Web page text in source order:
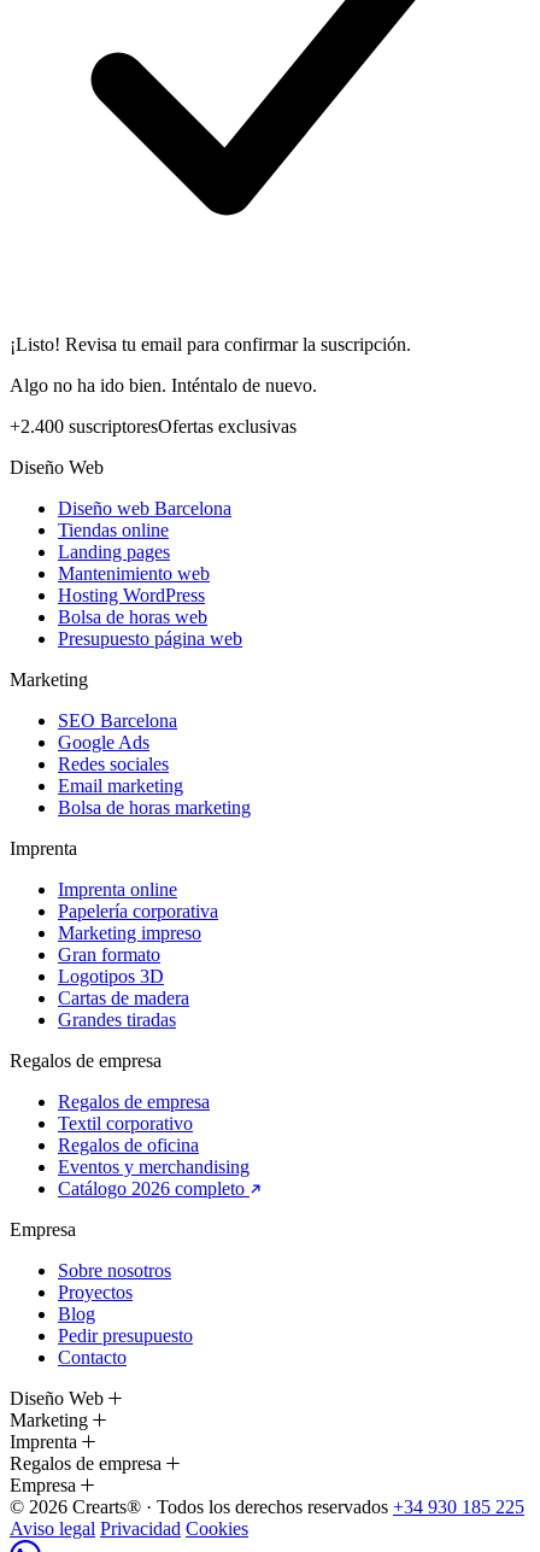
¡Listo! Revisa tu email para confirmar la suscripción.
Algo no ha ido bien. Inténtalo de nuevo.
+2.400 suscriptoresOfertas exclusivas
Diseño Web
Diseño web Barcelona
Tiendas online
Landing pages
Mantenimiento web
Hosting WordPress
Bolsa de horas web
Presupuesto página web
Marketing
SEO Barcelona
Google Ads
Redes sociales
Email marketing
Bolsa de horas marketing
Imprenta
Imprenta online
Papelería corporativa
Marketing impreso
Gran formato
Logotipos 3D
Cartas de madera
Grandes tiradas
Regalos de empresa
Regalos de empresa
Textil corporativo
Regalos de oficina
Eventos y merchandising
Catálogo 2026 completo
Empresa
Sobre nosotros
Proyectos
Blog
Pedir presupuesto
Contacto
Diseño Web
Marketing
Imprenta
Regalos de empresa
Empresa
© 2026 Crearts® · Todos los derechos reservados +34 930 185 225
Aviso legal Privacidad Cookies